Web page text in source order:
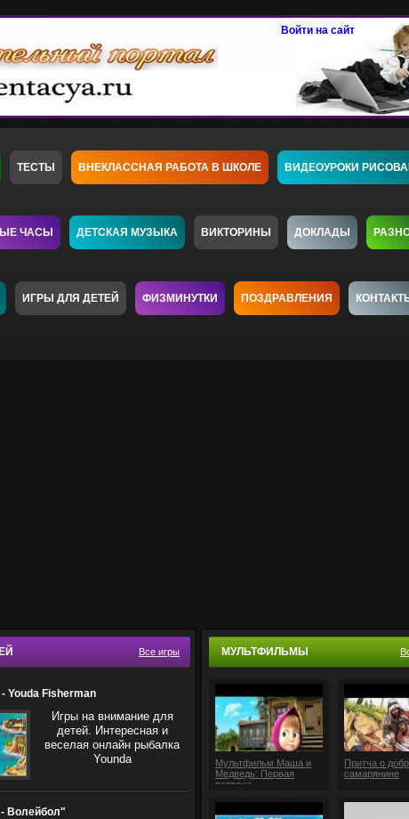
Войти на сайт
ТЕСТЫ ВНЕКЛАССНАЯ РАБОТА В ШКОЛЕ ВИДЕОУРОКИ
ЧАСЫ ДЕТСКАЯ МУЗЫКА ВИКТОРИНЫ ДОКЛАДЫ
ИГРЫ ДЛЯ ДЕТЕЙ ФИЗМИНУТКИ ПОЗДРАВЛЕНИЯ
Все игры
Youda Fisherman
Игры на внимание для
детей. Интересная и
веселая онлайн рыбалка
Younda
Волейбол"
МУЛЬТФИЛЬМЫ
Мультфильм Маша и
Медведь: Первая
встреча
Притча о
самарянине